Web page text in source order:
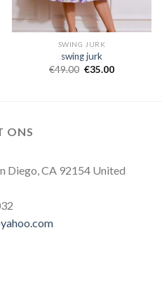
SWING JURK
swing jurk
€49.00 €35.00
ONS
Diego, CA 92154 United